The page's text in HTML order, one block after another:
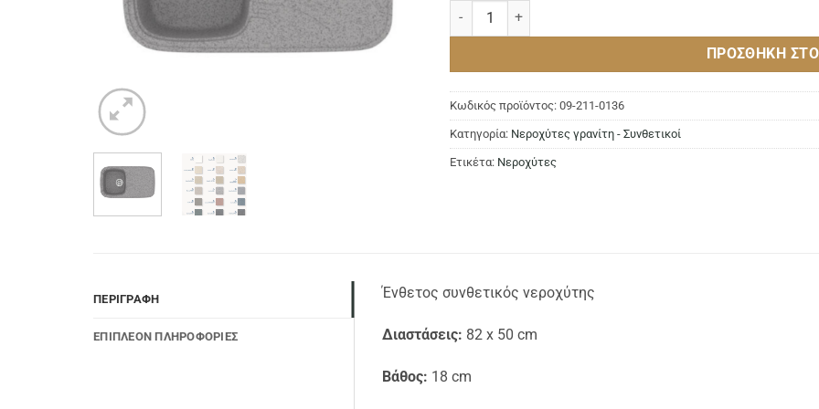
Νεροχύτης Classic 315 GRANITE GREY ποσότητα
ΠΡΟΣΘΉΚΗ ΣΤΟ
Κωδικός προϊόντος: 09-211-0136
Κατηγορία: Νεροχύτες γρανίτη - Συνθετικοί
Ετικέτα: Νεροχύτες
ΠΕΡΙΓΡΑΦΉ
ΕΠΙΠΛΈΟΝ ΠΛΗΡΟΦΟΡΊΕΣ
Ένθετος συνθετικός νεροχύτης
Διαστάσεις: 82 x 50 cm
Βάθος: 18 cm